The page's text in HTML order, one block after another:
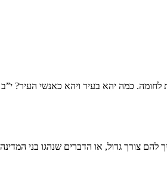
לחומה. כמה יהא בעיר ויהא כאנשי העיר?
צורך גדול, או הדברים שנהגו בני